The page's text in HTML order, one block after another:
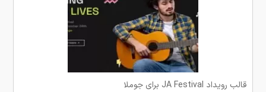
قالب رویداد JA Festival برای جوملا